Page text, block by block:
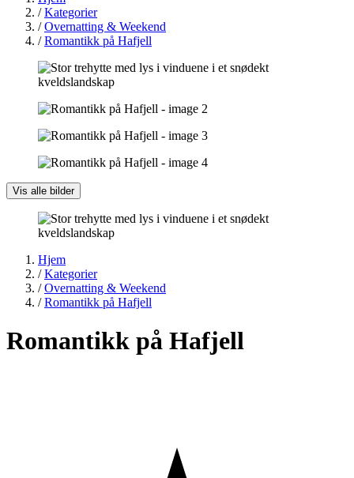
/Kategorier
/Overnatting & Weekend
/Romantikk på Hafjell
Vis alle bilder
Hjem
/Kategorier
/Overnatting & Weekend
/Romantikk på Hafjell
Romantikk på Hafjell